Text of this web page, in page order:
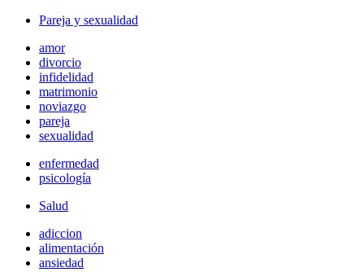
Pareja y sexualidad
amor
divorcio
infidelidad
matrimonio
noviazgo
pareja
sexualidad
enfermedad
psicología
Salud
adiccion
alimentación
ansiedad